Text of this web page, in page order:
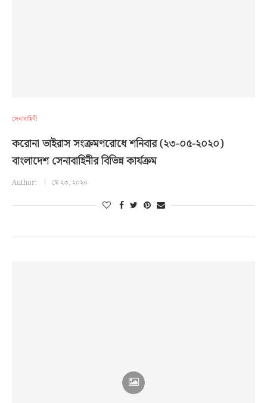
সেনাবাহিনী
করোনা ভাইরাস সংক্রমণরোধে শনিবার (২৩-০৫-২০২০)
বাংলাদেশ সেনাবাহিনীর বিভিন্ন কার্যক্রম
Author: মে ২৩, ২০২০